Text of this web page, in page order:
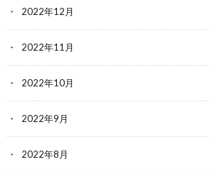
2022年12月
2022年11月
2022年10月
2022年9月
2022年8月